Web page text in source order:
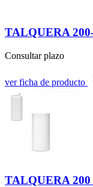
TALQUERA
Consultar plazo
ver ficha de producto
TALQUERA